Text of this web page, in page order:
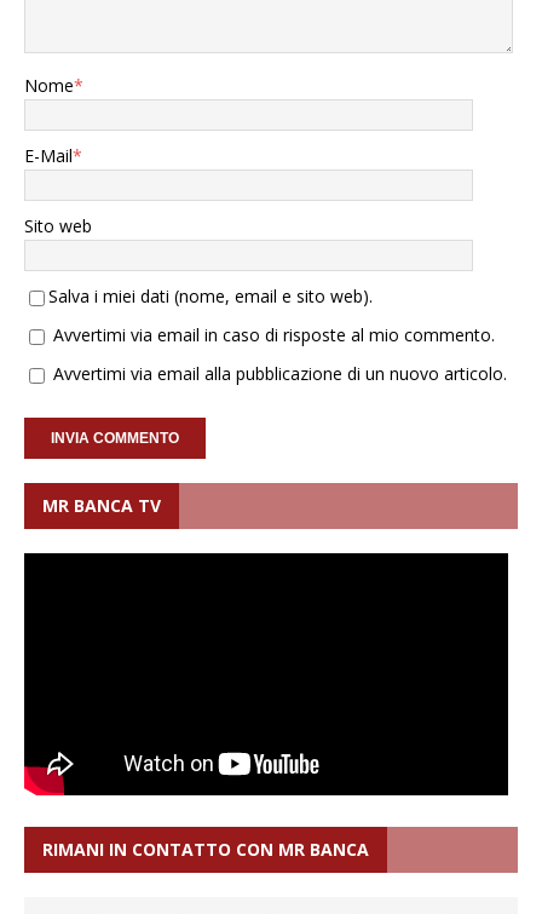
Nome*
E-Mail*
Sito web
Salva i miei dati (nome, email e sito web).
Avvertimi via email in caso di risposte al mio commento.
Avvertimi via email alla pubblicazione di un nuovo articolo.
MR BANCA TV
RIMANI IN CONTATTO CON MR BANCA